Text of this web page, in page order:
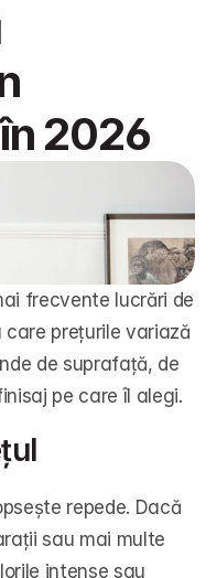
2026
frecvente lucrări de
prețurile variază
de suprafață, de
pe care îl alegi.
repede. Dacă
sau mai multe
intense sau